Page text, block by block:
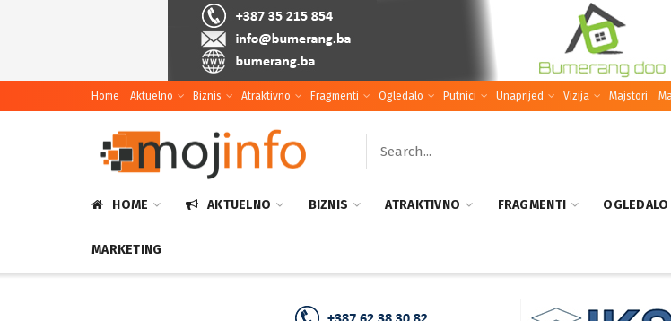
Home Aktuelno Biznis Atraktivno Fragmenti Ogledalo Putnici Unaprijed Vizija Majstori
HOME AKTUELNO BIZNIS ATRAKTIVNO FRAGMENTI OGLEDALO
MARKETING